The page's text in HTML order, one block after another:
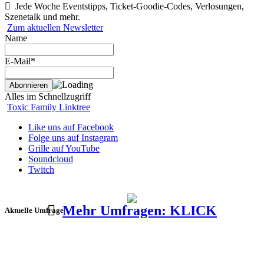
Jede Woche Eventstipps, Ticket-Goodie-Codes, Verlosungen,
Szenetalk und mehr.
Zum aktuellen Newsletter
Name
E-Mail*
Alles im Schnellzugriff
Toxic Family Linktree
Like uns auf Facebook
Folge uns auf Instagram
Grille auf YouTube
Soundcloud
Twitch
Aktuelle UmfrageMehr Umfragen: KLICK